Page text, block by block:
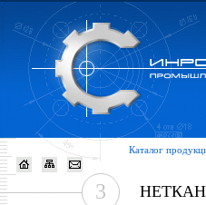
Каталог
3